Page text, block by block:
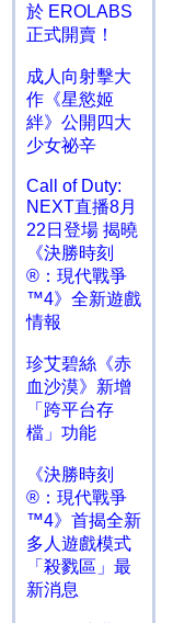
於 EROLABS
正式開賣！
成人向射擊大
作《星慾姬
絆》公開四大
少女祕辛
Call of Duty:
NEXT直播8月
22日登場 揭曉
《決勝時刻
®：現代戰爭
™4》全新遊戲
情報
珍艾碧絲《赤
血沙漠》新增
「跨平台存
檔」功能
《決勝時刻
®：現代戰爭
™4》首揭全新
多人遊戲模式
「殺戮區」最
新消息